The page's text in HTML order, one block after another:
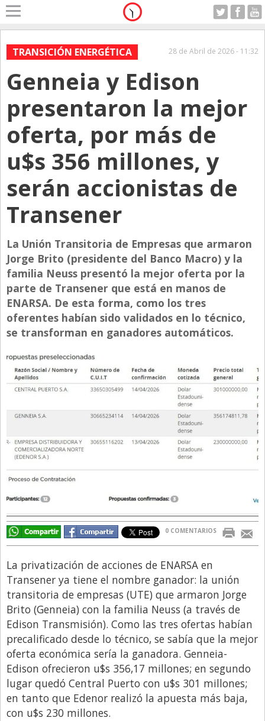
Home
A Motor
Alerta
Anticipo
Campo
Carrera & Emprendedores
Club House
Con Estilo
De Bolsillo
Diarios de Argentina
Diarios del Mundo
Directivos
Ecología y Ambiente
Economía
El Innovador
El Precio Que Yo Ví
Finanzas
La Opinión del Director
Legales
Libro de Quejas
Medios
Millonarios
Minuto Lanzamiento
Negocios
Opinion
País
Política
Publicidad y Marketing
TRANSICIÓN ENERGÉTICA 28 de Abril de 2026 - 11:32
Genneia y Edison
presentaron la mejor
oferta, por más de
u$s 356 millones, y
serán accionistas de
Transener
La Unión Transitoria de Empresas que armaron
Jorge Brito (presidente del Banco Macro) y la
familia Neuss presentó la mejor oferta por la
parte de Transener que está en manos de
ENARSA. De esta forma, como los tres
oferentes habían sido validados en lo técnico,
se transforman en ganadores automáticos.
0 COMENTARIOS
La privatización de acciones de ENARSA en
Transener ya tiene el nombre ganador: la unión
transitoria de empresas (UTE) que armaron Jorge
Brito (Genneia) con la familia Neuss (a través de
Edison Transmisión). Como las tres ofertas habían
precalificado desde lo técnico, se sabía que la mejor
oferta económica sería la ganadora. Genneia-
Edison ofrecieron u$s 356,17 millones; en segundo
lugar quedó Central Puerto con u$s 301 millones;
en tanto que Edenor realizó la apuesta más baja,
con u$s 230 millones.